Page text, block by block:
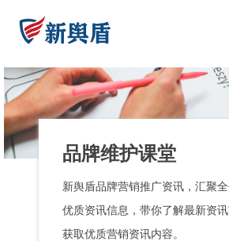
品牌维护课堂
新舆盾品牌营销推广资讯，汇聚
优质资讯信息，带你了解最新资讯
获取优质营销资讯内容。